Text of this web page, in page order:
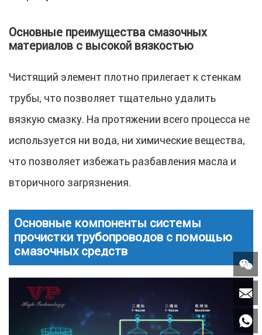
Основные преимущества смазочных
материалов с высокой вязкостью
Чистящий элемент плотно прилегает к стенкам
трубы, что позволяет тщательно удалить
вязкую смазку. На протяжении всего процесса не
используется ни вода, ни химические вещества,
что позволяет избежать разбавления масла и
вторичного загрязнения.
Основные компоненты системы
прочистки трубопроводов с помощью
смазочных средств


